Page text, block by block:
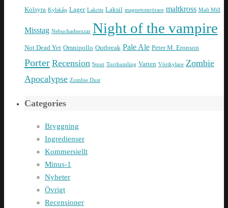
Kolsyra Kylskåp Lager Lakrits Laksil magnetomrörare maltkross Malt Mill
Misstag Nebuchadnezzar Night of the vampire
Not Dead Yet Omnipollo Outbreak Pale Ale Peter M. Eronson
Porter Recension Stout Torrhumling Vatten Vörtkylare Zombie
Apocalypse Zombie Dust
Categories
Bryggning
Ingredienser
Kommersiellt
Minus-1
Nyheter
Övrigt
Recensioner